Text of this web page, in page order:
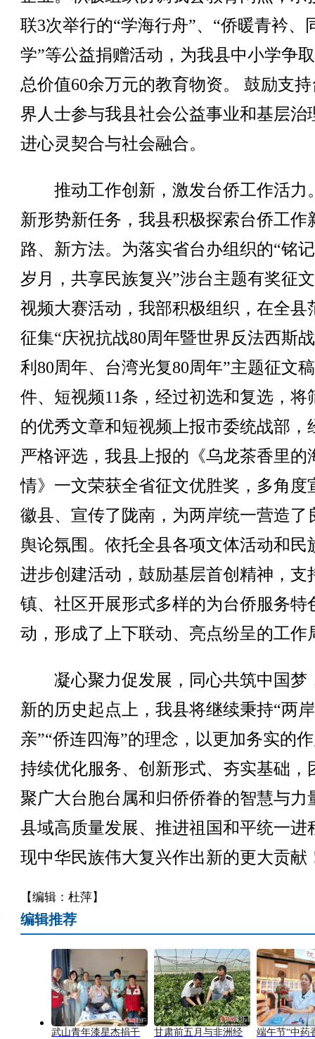
联3次举行的“学海行舟”、“侨暖青衿、
学”等公益捐赠活动，为我县中小学争
总价值60余万元的教育物资。 鼓励支
界人士参与我县社会公益事业和基层治
进心灵契合与社会融合。
推动工作创新，激发台侨工作活力
新形势新任务，我县积极探索台侨工作
路、新方法。为落实省台办组织的“铭
岁月，共享民族复兴”涉台主题有奖征
视频大赛活动，我部积极组织，在全县
征集“庆祝抗战80周年暨世界反法西斯
利80周年、台湾光复80周年”主题征文
件、短视频11条，经过初选和复选，将
的优秀文章和短视频上报市委统战部，
严格评选，我县上报的《乌龙茶香里的
情》一文荣获全省征文优胜奖，多角度
徽县、宣传了陇南，为两岸统一营造了
舆论氛围。依托全县各项文体活动和民
进步创建活动，鼓励基层首创精神，支
镇、社区开展形式多样的为台侨服务特
动，形成了上下联动、亮点纷呈的工作
凝心聚力促发展，同心共筑中国梦
新的历史起点上，我县将继续秉持“两
亲”“侨连四海”的理念，以更加务实的
持续优化服务、创新形式、夯实基础，
聚广大台胞台属和归侨侨眷的智慧与力
县域高质量发展、推进祖国和平统一进
现中华民族伟大复兴作出新的更大贡献
【编辑：杜萍】
编辑推荐
武山青年漆星杰捐干
甘肃前五月与非洲经
端午节“中药